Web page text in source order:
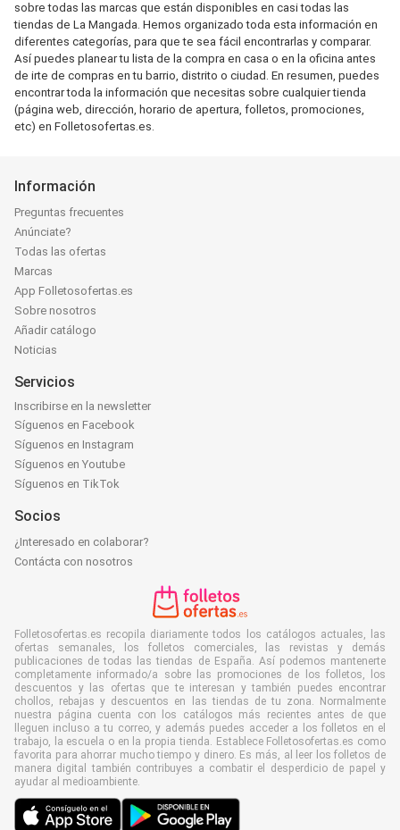
sobre todas las marcas que están disponibles en casi todas las
tiendas de La Mangada. Hemos organizado toda esta información en
diferentes categorías, para que te sea fácil encontrarlas y comparar.
Así puedes planear tu lista de la compra en casa o en la oficina antes
de irte de compras en tu barrio, distrito o ciudad. En resumen, puedes
encontrar toda la información que necesitas sobre cualquier tienda
(página web, dirección, horario de apertura, folletos, promociones,
etc) en Folletosofertas.es.
Información
Preguntas frecuentes
Anúnciate?
Todas las ofertas
Marcas
App Folletosofertas.es
Sobre nosotros
Añadir catálogo
Noticias
Servicios
Inscribirse en la newsletter
Síguenos en Facebook
Síguenos en Instagram
Síguenos en Youtube
Síguenos en TikTok
Socios
¿Interesado en colaborar?
Contácta con nosotros
Folletosofertas.es recopila diariamente todos los catálogos actuales, las
ofertas semanales, los folletos comerciales, las revistas y demás
publicaciones de todas las tiendas de España. Así podemos mantenerte
completamente informado/a sobre las promociones de los folletos, los
descuentos y las ofertas que te interesan y también puedes encontrar
chollos, rebajas y descuentos en las tiendas de tu zona. Normalmente
nuestra página cuenta con los catálogos más recientes antes de que
lleguen incluso a tu correo, y además puedes acceder a los folletos en el
trabajo, la escuela o en la propia tienda. Establece Folletosofertas.es como
favorita para ahorrar mucho tiempo y dinero. Es más, al leer los folletos de
manera digital también contribuyes a combatir el desperdicio de papel y
ayudar al medioambiente.